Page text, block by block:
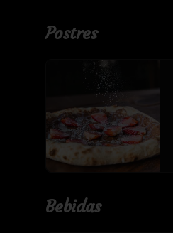
Postres
Bebidas